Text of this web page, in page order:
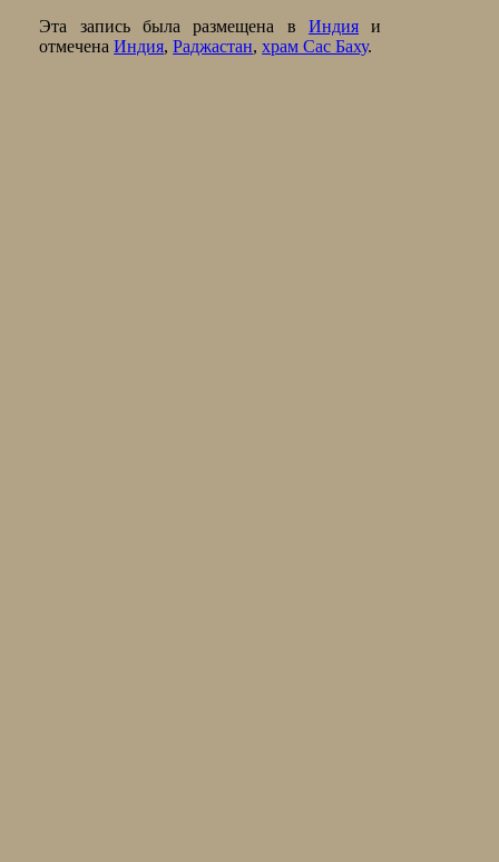
Эта запись была размещена вИндия и
отмеченаИндия,Раджастан,храм Сас Баху.